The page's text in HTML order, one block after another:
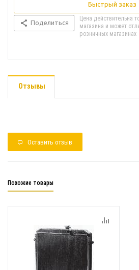
Быстрый заказ
Поделиться
Цена действительна
магазина и может
розничных магазинах
Отзывы
Оставить отзыв
Похожие товары